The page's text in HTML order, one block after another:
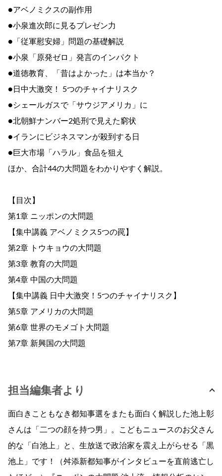
●アベノミクスの副作用
●小泉進次郎に見るプレゼン力
●「従軍慰安婦」問題の基礎解説
●小泉「原発ゼロ」発言のインパクト
●道徳教育、「昔はよかった」は本当か？
●日中大激突！ 5つのチャイナリスク
●シェールガスで「サウジアメリカ」に
●北朝鮮ナンバー2処刑で見えた窮状
●イランにビジネスマンが殺到する日
●巨大市場「ハラル」食品を狙え
ほか、合計44の大問題をわかりやすく解説。
【目次】
第1章 ニッポンの大問題
【集中講義 アベノミクス5つの罠】
第2章 トウキョウの大問題
第3章 教育の大問題
第4章 中国の大問題
【集中講義 日中大激突！5つのチャイナリスク】
第5章 アメリカの大問題
第6章 世界のモメゴト大問題
第7章 新興国の大問題
担当編集者より
面白きこともなき都知事選をまたも面白く解説した池上彰
さんは「二つの顔を持つ男」。こどもニュースのお父さん
的な「白池上」と、生放送で政治家を震え上がらせる「黒
池上」です！（舛添新都知事がインタビューを直前逃亡し